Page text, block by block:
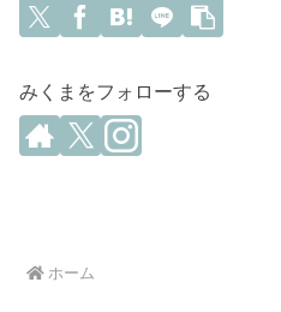
みくまをフォローする
ホーム